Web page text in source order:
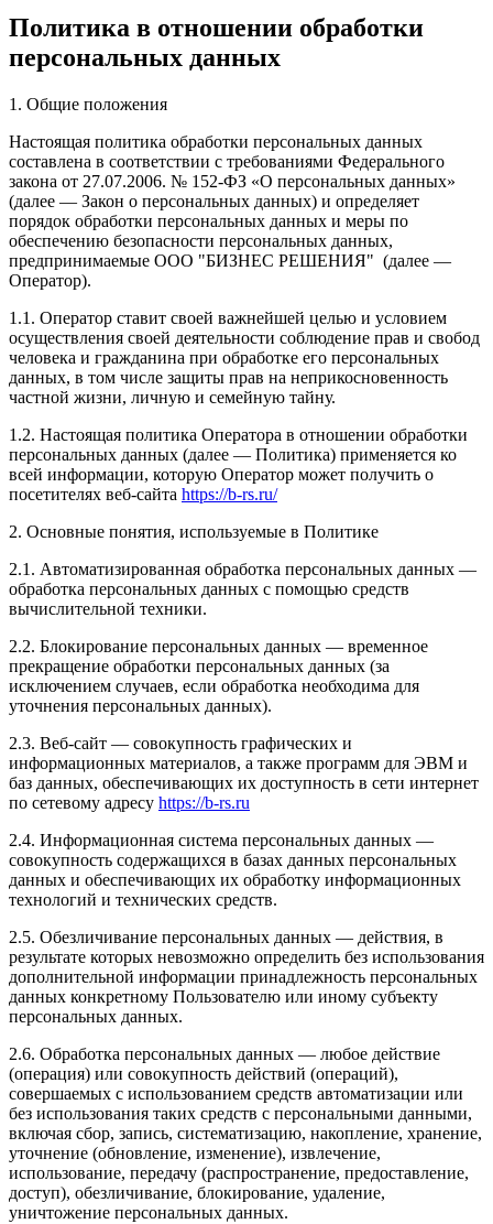
Политика в отношении обработки
персональных данных
1. Общие положения
Настоящая политика обработки персональных данных
составлена в соответствии с требованиями Федерального
закона от 27.07.2006. № 152-ФЗ «О персональных данных»
(далее — Закон о персональных данных) и определяет
порядок обработки персональных данных и меры по
обеспечению безопасности персональных данных,
предпринимаемые ООО "БИЗНЕС РЕШЕНИЯ" (далее —
Оператор).
1.1. Оператор ставит своей важнейшей целью и условием
осуществления своей деятельности соблюдение прав и свобод
человека и гражданина при обработке его персональных
данных, в том числе защиты прав на неприкосновенность
частной жизни, личную и семейную тайну.
1.2. Настоящая политика Оператора в отношении обработки
персональных данных (далее — Политика) применяется ко
всей информации, которую Оператор может получить о
посетителях веб-сайта https://b-rs.ru/
2. Основные понятия, используемые в Политике
2.1. Автоматизированная обработка персональных данных —
обработка персональных данных с помощью средств
вычислительной техники.
2.2. Блокирование персональных данных — временное
прекращение обработки персональных данных (за
исключением случаев, если обработка необходима для
уточнения персональных данных).
2.3. Веб-сайт — совокупность графических и
информационных материалов, а также программ для ЭВМ и
баз данных, обеспечивающих их доступность в сети интернет
по сетевому адресу https://b-rs.ru
2.4. Информационная система персональных данных —
совокупность содержащихся в базах данных персональных
данных и обеспечивающих их обработку информационных
технологий и технических средств.
2.5. Обезличивание персональных данных — действия, в
результате которых невозможно определить без использования
дополнительной информации принадлежность персональных
данных конкретному Пользователю или иному субъекту
персональных данных.
2.6. Обработка персональных данных — любое действие
(операция) или совокупность действий (операций),
совершаемых с использованием средств автоматизации или
без использования таких средств с персональными данными,
включая сбор, запись, систематизацию, накопление, хранение,
уточнение (обновление, изменение), извлечение,
использование, передачу (распространение, предоставление,
доступ), обезличивание, блокирование, удаление,
уничтожение персональных данных.